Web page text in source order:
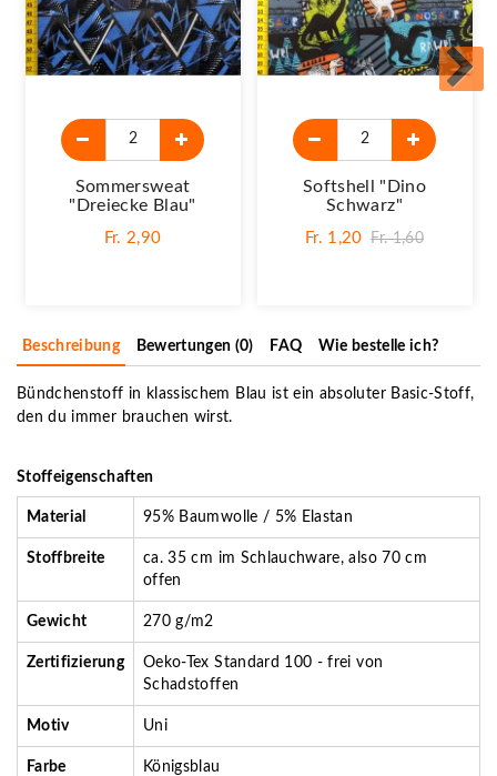
Sommersweat
"Dreiecke Blau"
Fr. 2,90
Softshell "Dino
Schwarz"
Fr. 1,20 Fr. 1,60
Beschreibung Bewertungen (0) FAQ Wie bestelle ich?
Bündchenstoff in klassischem Blau ist ein absoluter Basic-Stoff,
den du immer brauchen wirst.
Stoffeigenschaften
Material 95% Baumwolle / 5% Elastan
Stoffbreite
ca. 35 cm im Schlauchware, also 70 cm
offen
Gewicht 270 g/m2
Zertifizierung
Oeko-Tex Standard 100 - frei von
Schadstoffen
Motiv Uni
Farbe Königsblau